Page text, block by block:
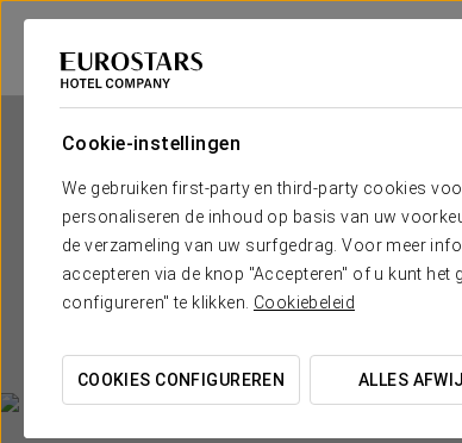
Cookie-instellingen
We gebruiken first-party en third-party cookies
personaliseren de inhoud op basis van uw
de verzameling van uw surfgedrag. Voor meer
accepteren via de knop "Accepteren" of u kunt
configureren" te klikken. Cookiebeleid
COOKIES CONFIGUREREN ALLES